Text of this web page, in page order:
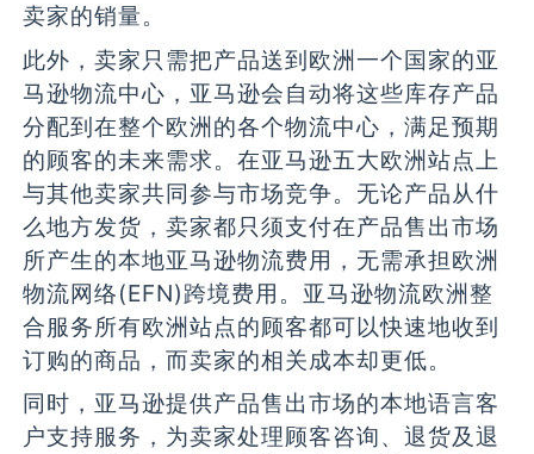
卖家的销量。
此外，卖家只需把产品送到欧洲一个国家的亚
马逊物流中心，亚马逊会自动将这些库存产品
分配到在整个欧洲的各个物流中心，满足预期
的顾客的未来需求。在亚马逊五大欧洲站点上
与其他卖家共同参与市场竞争。无论产品从什
么地方发货，卖家都只须支付在产品售出市场
所产生的本地亚马逊物流费用，无需承担欧洲
物流网络(EFN)跨境费用。亚马逊物流欧洲整
合服务所有欧洲站点的顾客都可以快速地收到
订购的商品，而卖家的相关成本却更低。
同时，亚马逊提供产品售出市场的本地语言客
户支持服务，为卖家处理顾客咨询、退货及退